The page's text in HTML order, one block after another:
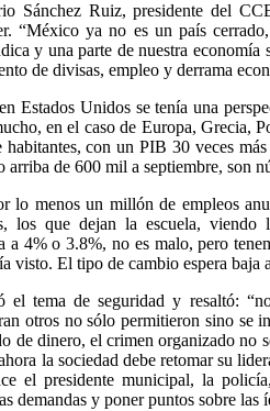
Sánchez Ruiz, presidente del
“México ya no es un país
y una parte de nuestra economía
de divisas, empleo y derrama
Estados Unidos se tenía una
en el caso de Europa, Grecia,
con un PIB 30 veces
de 600 mil a septiembre, son
lo menos un millón de empleos
los que dejan la escuela,
a 4% o 3.8%, no es malo, pero
visto. El tipo de cambio espera baja
el tema de seguridad y resaltó:
otros no sólo permitieron sino se
de dinero, el crimen organizado no
la sociedad debe retomar su
el presidente municipal, la
demandas y poner puntos sobre las